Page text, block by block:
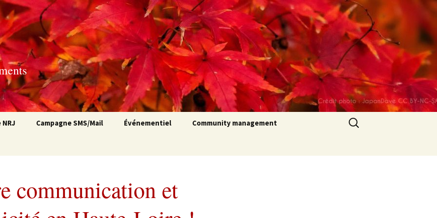
NRJ Campagne SMS/Mail Événementiel
Bornes interactives
Community management
Rechercher :
communication et